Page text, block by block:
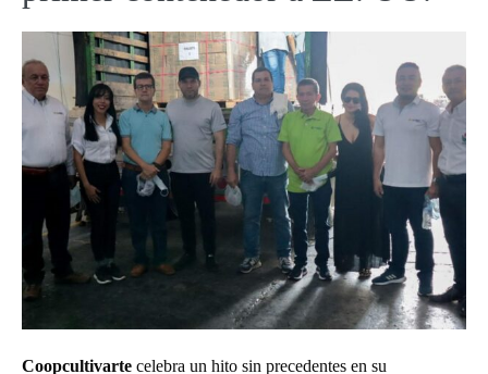
Coopcultivarte celebra un hito sin precedentes en su